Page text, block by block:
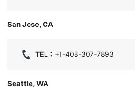
San Jose, CA
TEL： +1-408-307-7893
Seattle, WA